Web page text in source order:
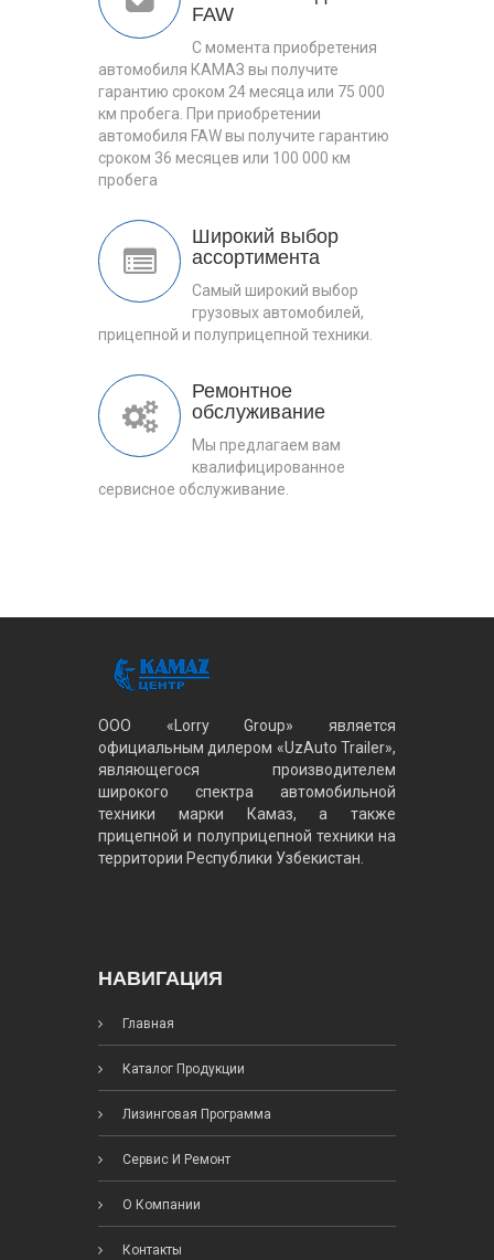
FAW
С момента приобретения
автомобиля КАМАЗ вы получите
гарантию сроком 24 месяца или 75 000
км пробега. При приобретении
автомобиля FAW вы получите гарантию
сроком 36 месяцев или 100 000 км
пробега
Широкий выбор
ассортимента
Самый широкий выбор
грузовых автомобилей,
прицепной и полуприцепной техники.
Ремонтное
обслуживание
Мы предлагаем вам
квалифицированное
сервисное обслуживание.
ООО «Lorry Group» является
официальным дилером «UzAuto Trailer»,
являющегося производителем
широкого спектра автомобильной
техники марки Камаз, а также
прицепной и полуприцепной техники на
территории Республики Узбекистан.
НАВИГАЦИЯ
Главная
Каталог Продукции
Лизинговая Программа
Сервис И Ремонт
О Компании
Контакты